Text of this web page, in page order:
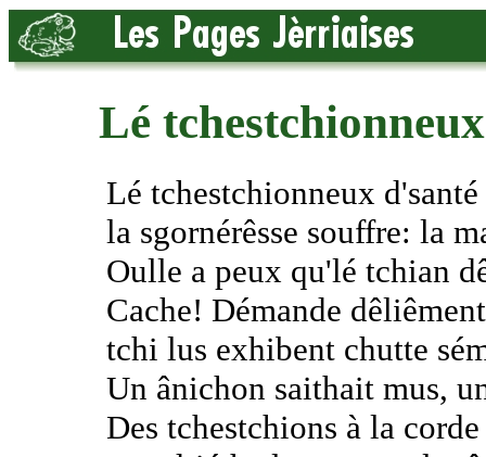
Lé
Lé tchestchionneux
la sgornérêsse souffre: la
Oulle a peux qu'lé tchian
Cache! Démande
tchi lus exhibent chutte
Un ânichon saithait mus,
Des tchestchions à la